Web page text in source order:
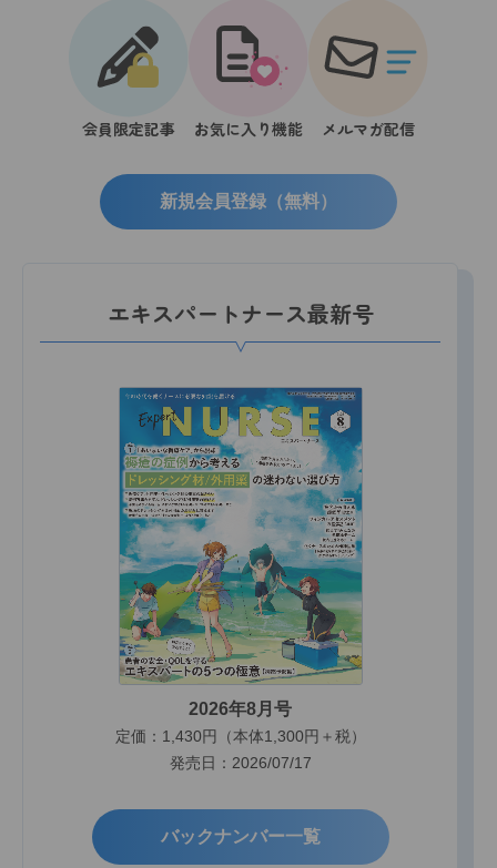
会員限定記事 お気に入り機能 メルマガ配信
新規会員登録（無料）
エキスパートナース最新号
2026年8月号
定価：1,430円（本体1,300円＋税）
発売日：2026/07/17
バックナンバー一覧